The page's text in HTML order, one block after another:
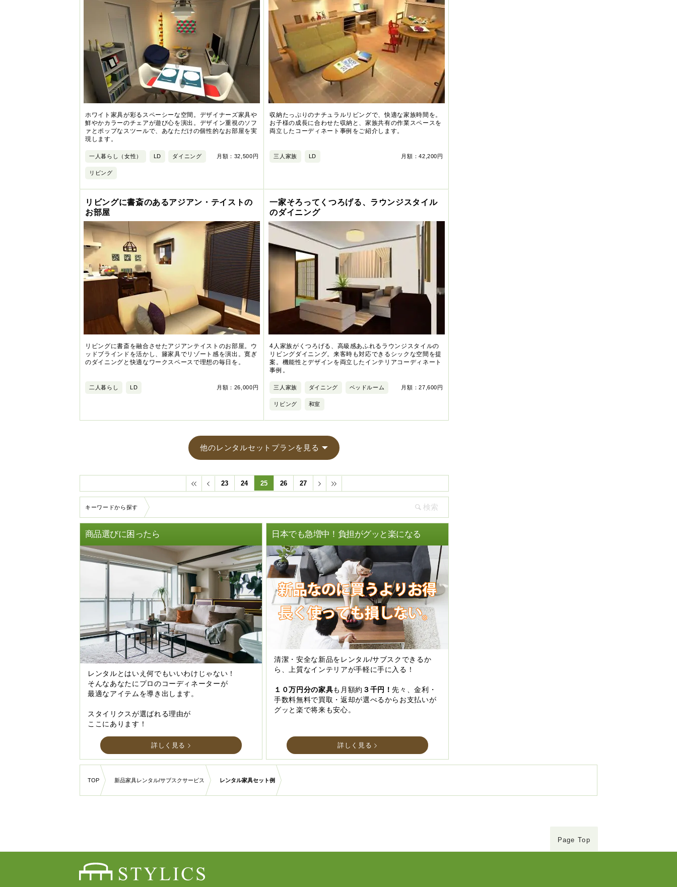
ホワイト家具が彩るスペーシーな空間。デザイナーズ家具や
鮮やかカラーのチェアが遊び心を演出。デザイン重視のソフ
ァとポップなスツールで、あなただけの個性的なお部屋を実
現します。
月額：32,500円
一人暮らし（女性） LD ダイニング
リビング
収納たっぷりのナチュラルリビングで、快適な家族時間を。
お子様の成長に合わせた収納と、家族共有の作業スペースを
両立したコーディネート事例をご紹介します。
月額：42,200円
三人家族 LD
リビングに書斎のあるアジアン・テイストの
お部屋
リビングに書斎を融合させたアジアンテイストのお部屋。ウ
ッドブラインドを活かし、籐家具でリゾート感を演出。寛ぎ
のダイニングと快適なワークスペースで理想の毎日を。
月額：26,000円
二人暮らし LD
一家そろってくつろげる、ラウンジスタイル
のダイニング
4人家族がくつろげる、高級感あふれるラウンジスタイルの
リビングダイニング。来客時も対応できるシックな空間を提
案。機能性とデザインを両立したインテリアコーディネート
事例。
月額：27,600円
三人家族 ダイニング ベッドルーム
リビング 和室
他のレンタルセットプランを見る
23 24 25 26 27
キーワードから探す
商品選びに困ったら
レンタルとはいえ何でもいいわけじゃない！
そんなあなたにプロのコーディネーターが
最適なアイテムを導き出します。
スタイリクスが選ばれる理由が
ここにあります！
詳しく見る
日本でも急増中！負担がグッと楽になる
清潔・安全な新品をレンタル/サブスクできるか
ら、上質なインテリアが手軽に手に入る！
１０万円分の家具も月額約 ３千円！先々、金利・
手数料無料で買取・返却が選べるからお支払いが
グッと楽で将来も安心。
詳しく見る
TOP 新品家具レンタル/サブスクサービス レンタル家具セット例
Page Top